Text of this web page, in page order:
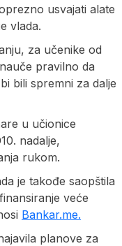
usvajati alate
vlada.
za učenike od
pravilno da
bili spremni za dalje
u učionice
nadalje,
rukom.
je takođe saopštila
veće
Bankar.me.
planove za